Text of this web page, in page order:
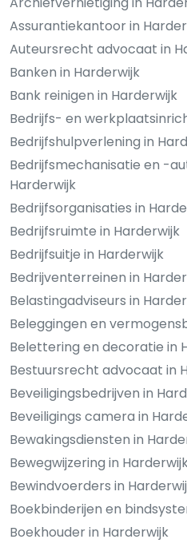
Assurantiekantoor in
Auteursrecht advocaat in
Banken in Harderwijk
Bank reinigen in Harderwijk
Bedrijfs- en
Bedrijfshulpverlening in
Bedrijfsmechanisatie en -
Harderwijk
Bedrijfsorganisaties in
Bedrijfsruimte in Harderwijk
Bedrijfsuitje in Harderwijk
Bedrijventerreinen in
Belastingadviseurs in
Beleggingen en
Belettering en decoratie in
Bestuursrecht advocaat in
Beveiligingsbedrijven in
Beveiligings camera in
Bewakingsdiensten in
Bewegwijzering in
Bewindvoerders in
Boekbinderijen en
Boekhouder in Harderwijk